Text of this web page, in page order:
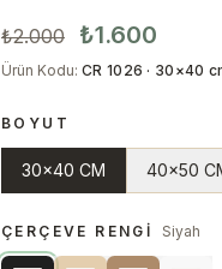
₺2.000 ₺1.600
Ürün Kodu: CR 1026 · 30×40
BOYUT
30x40 CM 40x50
ÇERÇEVE RENGI Siyah